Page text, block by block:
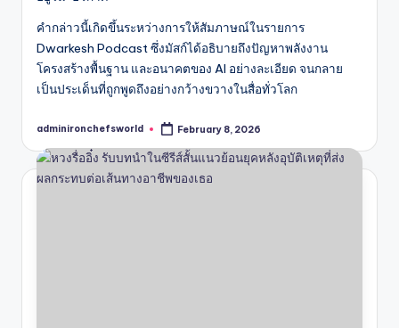
คำกล่าวนี้เกิดขึ้นระหว่างการให้สัมภาษณ์ในรายการ
Dwarkesh Podcast ซึ่งมัสก์ได้อธิบายถึงปัญหาพลังงาน
โครงสร้างพื้นฐาน และอนาคตของ AI อย่างละเอียด จนกลาย
เป็นประเด็นที่ถูกพูดถึงอย่างกว้างขวางในสื่อทั่วโลก
Posted
adminironchefsworld February 8, 2026